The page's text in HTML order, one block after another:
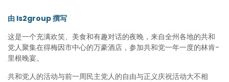
由 ls2group 撰写
这是一个充满欢笑、美食和有趣对话的夜晚，来自全州各地的共和
党人聚集在得梅因市中心的万豪酒店，参加共和党一年一度的林肯-
里根晚宴。
共和党人的活动与前一周民主党人的自由与正义庆祝活动大不相